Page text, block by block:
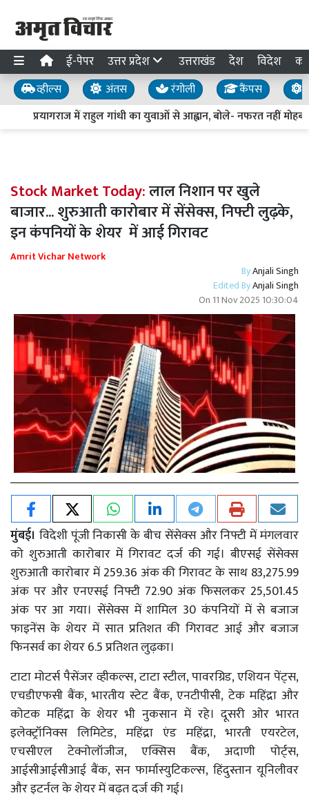
ई-पेपर उत्तर प्रदेश उत्तराखंड देश विदेश
व्हील्स अंतस रंगोली कैंपस
प्रयागराज में राहुल गांधी का युवाओं से आह्वान, बोले- नफरत नहीं
Stock Market Today:लाल निशान पर खुले
बाजार... शुरुआती कारोबार में सेंसेक्स, निफ्टी लुढ़के,
इन कंपनियों के शेयर में आई गिरावट
Amrit Vichar Network
ByAnjali Singh
Edited ByAnjali Singh
On 11 Nov 2025 10:30:04
मुंबई। विदेशी पूंजी निकासी के बीच सेंसेक्स और निफ्टी में मंगलवार
को शुरुआती कारोबार में गिरावट दर्ज की गई। बीएसई सेंसेक्स
शुरुआती कारोबार में 259.36 अंक की गिरावट के साथ 83,275.99
अंक पर और एनएसई निफ्टी 72.90 अंक फिसलकर 25,501.45
अंक पर आ गया। सेंसेक्स में शामिल 30 कंपनियों में से बजाज
फाइनेंस के शेयर में सात प्रतिशत की गिरावट आई और बजाज
फिनसर्व का शेयर 6.5 प्रतिशत लुढ़का।
टाटा मोटर्स पैसेंजर व्हीकल्स, टाटा स्टील, पावरग्रिड, एशियन पेंट्स,
एचडीएफसी बैंक, भारतीय स्टेट बैंक, एनटीपीसी, टेक महिंद्रा और
कोटक महिंद्रा के शेयर भी नुकसान में रहे। दूसरी ओर भारत
इलेक्ट्रॉनिक्स लिमिटेड, महिंद्रा एंड महिंद्रा, भारती एयरटेल,
एचसीएल टेक्नोलॉजीज, एक्सिस बैंक, अदाणी पोर्ट्स,
आईसीआईसीआई बैंक, सन फार्मास्युटिकल्स, हिंदुस्तान यूनिलीवर
और इटर्नल के शेयर में बढ़त दर्ज की गई।